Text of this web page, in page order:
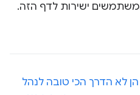
ישירות לדף הזה.
לא הדרך הכי טובה לנהל